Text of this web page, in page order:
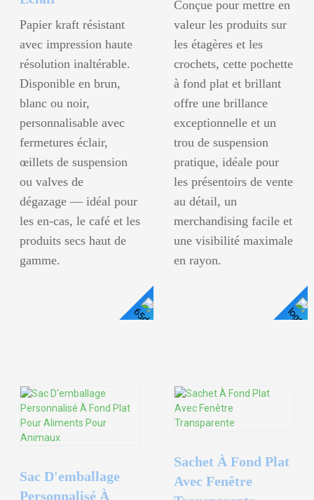
Papier kraft résistant
avec impression haute
résolution inaltérable.
Disponible en brun,
blanc ou noir,
personnalisable avec
fermetures éclair,
œillets de suspension
ou valves de
dégazage — idéal pour
les en-cas, le café et les
produits secs haut de
gamme.
Détails
Conçue pour mettre en
valeur les produits sur
les étagères et les
crochets, cette pochette
à fond plat et brillant
offre une brillance
exceptionnelle et un
trou de suspension
pratique, idéale pour
les présentoirs de vente
au détail, un
merchandising facile et
une visibilité maximale
en rayon.
Sac D'emballage
Personnalisé À
Sachet À Fond Plat
Avec Fenêtre